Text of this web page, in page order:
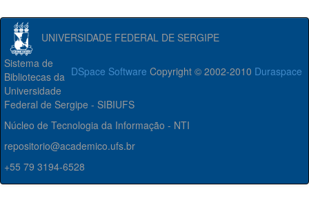
UNIVERSIDADE FEDERAL DE SERGIPE
DSpace Software Copyright © 2002-2010 Duraspace
Sistema de
Bibliotecas da
Universidade
Federal de Sergipe - SIBIUFS
Núcleo de Tecnologia da Informação - NTI
repositorio@academico.ufs.br
+55 79 3194-6528